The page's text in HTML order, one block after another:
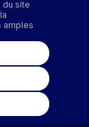
du site
amples